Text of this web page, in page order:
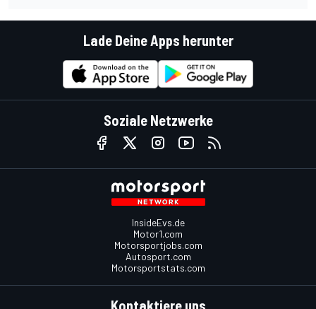
Lade Deine Apps herunter
Soziale Netzwerke
InsideEvs.de
Motor1.com
Motorsportjobs.com
Autosport.com
Motorsportstats.com
Kontaktiere uns